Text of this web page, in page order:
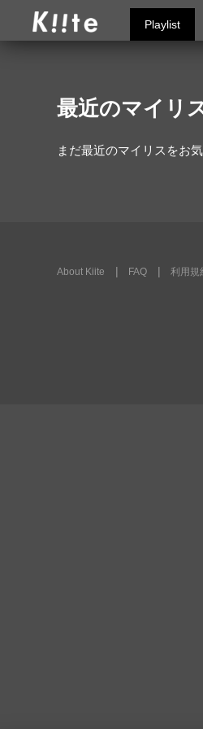
Playlist
最近のマイリ
まだ最近のマイリスをお
About Kiite FAQ 利用規